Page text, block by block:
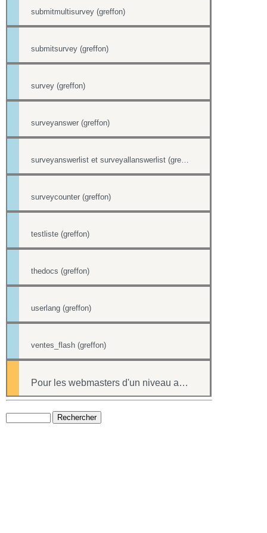
submitmultisurvey (greffon)
submitsurvey (greffon)
survey (greffon)
surveyanswer (greffon)
surveyanswerlist et surveyallanswerlist (greffons)
surveycounter (greffon)
testliste (greffon)
thedocs (greffon)
userlang (greffon)
ventes_flash (greffon)
Pour les webmasters d'un niveau avancé